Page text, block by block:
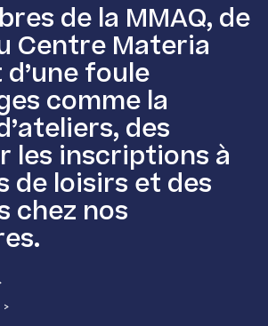
de la MMAQ, de
Centre Materia
foule
comme la
des
les inscriptions à
de loisirs et des
chez nos
>